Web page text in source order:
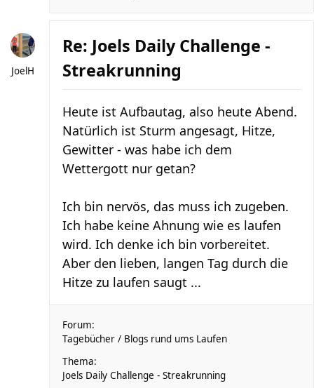
JoelH
Re: Joels Daily Challenge -
Streakrunning
Heute ist Aufbautag, also heute Abend.
Natürlich ist Sturm angesagt, Hitze,
Gewitter - was habe ich dem
Wettergott nur getan?
Ich bin nervös, das muss ich zugeben.
Ich habe keine Ahnung wie es laufen
wird. Ich denke ich bin vorbereitet.
Aber den lieben, langen Tag durch die
Hitze zu laufen saugt ...
Forum:
Tagebücher / Blogs rund ums Laufen
Thema:
Joels Daily Challenge - Streakrunning